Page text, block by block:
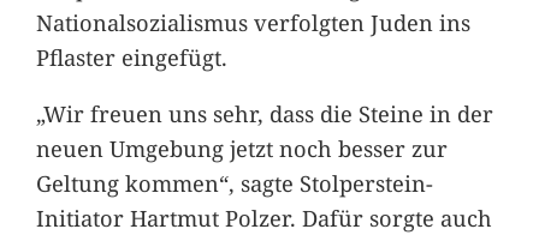
Nationalsozialismus verfolgten Juden ins
Pflaster eingefügt.
„Wir freuen uns sehr, dass die Steine in der
neuen Umgebung jetzt noch besser zur
Geltung kommen“, sagte Stolperstein-
Initiator Hartmut Polzer. Dafür sorgte auch